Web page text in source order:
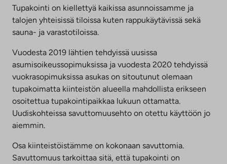
Tupakointi on kiellettyä kaikissa asunnoissamme ja
talojen yhteisissä tiloissa kuten rappukäytävissä sekä
sauna- ja varastotiloissa.
Vuodesta 2019 lähtien tehdyissä uusissa
asumisoikeussopimuksissa ja vuodesta 2020 tehdyissä
vuokrasopimuksissa asukas on sitoutunut olemaan
tupakoimatta kiinteistön alueella mahdollista erikseen
osoitettua tupakointipaikkaa lukuun ottamatta.
Uudiskohteissa savuttomuusehto on otettu käyttöön jo
aiemmin.
Osa kiinteistöistämme on kokonaan savuttomia.
Savuttomuus tarkoittaa sitä, että tupakointi on